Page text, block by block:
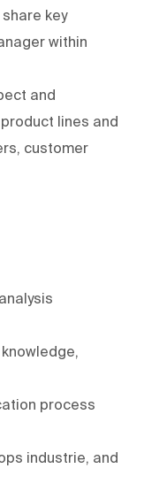
key
within
and
lines and
customer
process
industrie, and